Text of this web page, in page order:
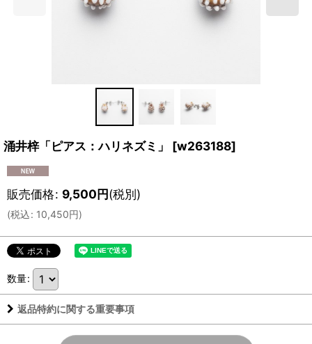
涌井梓「ピアス：ハリネズミ」 [w263188]
販売価格: 9,500円(税別)
(税込: 10,450円)
数量:
返品特約に関する重要事項